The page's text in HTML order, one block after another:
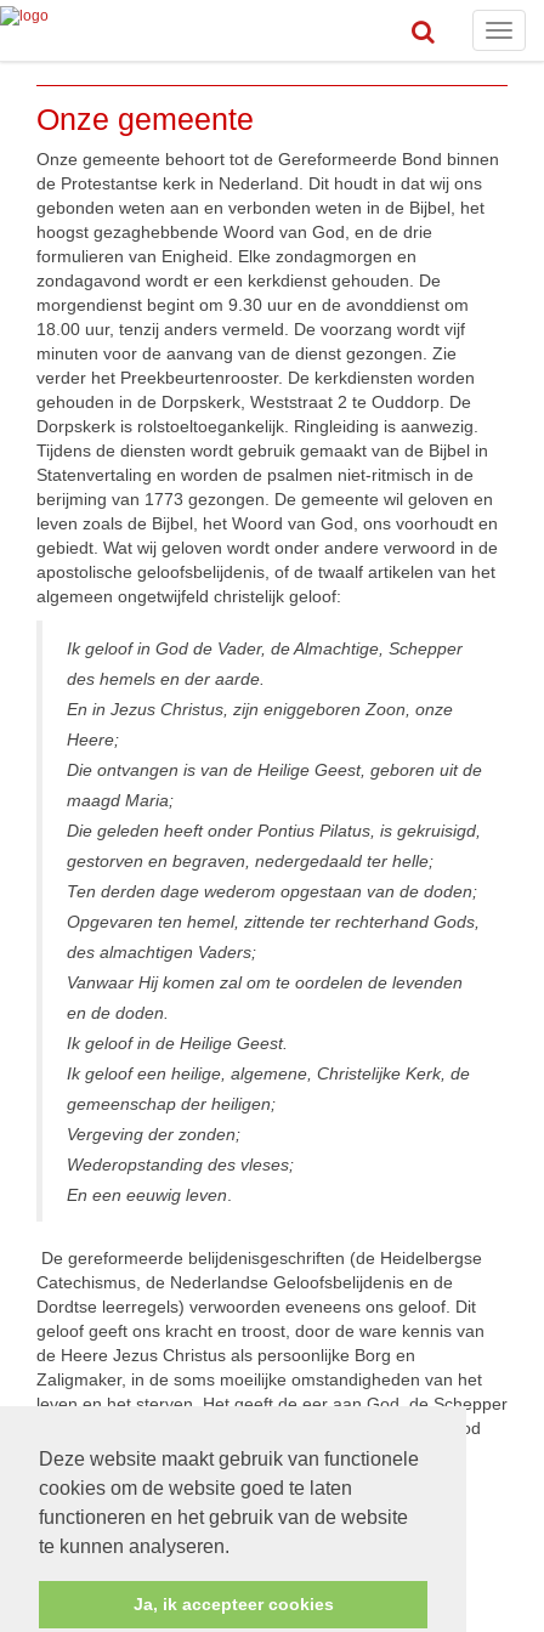
Deze website maakt gebruik van functionele
cookies om de website goed te laten
functioneren en het gebruik van de website
te kunnen analyseren.
Ja, ik accepteer cookies
Toggle
Onze gemeente
Onze gemeente behoort tot de Gereformeerde Bond binnen
de Protestantse kerk in Nederland. Dit houdt in dat wij ons
gebonden weten aan en verbonden weten in de Bijbel, het
hoogst gezaghebbende Woord van God, en de drie
formulieren van Enigheid. Elke zondagmorgen en
zondagavond wordt er een kerkdienst gehouden. De
morgendienst begint om 9.30 uur en de avonddienst om
18.00 uur, tenzij anders vermeld. De voorzang wordt vijf
minuten voor de aanvang van de dienst gezongen. Zie
verder het Preekbeurtenrooster. De kerkdiensten worden
gehouden in de Dorpskerk, Weststraat 2 te Ouddorp. De
Dorpskerk is rolstoeltoegankelijk. Ringleiding is aanwezig.
Tijdens de diensten wordt gebruik gemaakt van de Bijbel in
Statenvertaling en worden de psalmen niet-ritmisch in de
berijming van 1773 gezongen. De gemeente wil geloven en
leven zoals de Bijbel, het Woord van God, ons voorhoudt en
gebiedt. Wat wij geloven wordt onder andere verwoord in de
apostolische geloofsbelijdenis, of de twaalf artikelen van het
algemeen ongetwijfeld christelijk geloof:
Ik geloof in God de Vader, de Almachtige, Schepper
des hemels en der aarde.
En in Jezus Christus, zijn eniggeboren Zoon, onze
Heere;
Die ontvangen is van de Heilige Geest, geboren uit de
maagd Maria;
Die geleden heeft onder Pontius Pilatus, is gekruisigd,
gestorven en begraven, nedergedaald ter helle;
Ten derden dage wederom opgestaan van de doden;
Opgevaren ten hemel, zittende ter rechterhand Gods,
des almachtigen Vaders;
Vanwaar Hij komen zal om te oordelen de levenden
en de doden.
Ik geloof in de Heilige Geest.
Ik geloof een heilige, algemene, Christelijke Kerk, de
gemeenschap der heiligen;
Vergeving der zonden;
Wederopstanding des vleses;
En een eeuwig leven
De gereformeerde belijdenisgeschriften (de Heidelbergse
Catechismus, de Nederlandse Geloofsbelijdenis en de
Dordtse leerregels) verwoorden eveneens ons geloof. Dit
geloof geeft ons kracht en troost, door de ware kennis van
de Heere Jezus Christus als persoonlijke Borg en
Zaligmaker, in de soms moeilijke omstandigheden van het
leven en het sterven. Het geeft de eer aan God, de Schepper
en Voleinder van ons leven en vraagt van ons dat we God
liefhebben boven alles en de naaste als onszelf.